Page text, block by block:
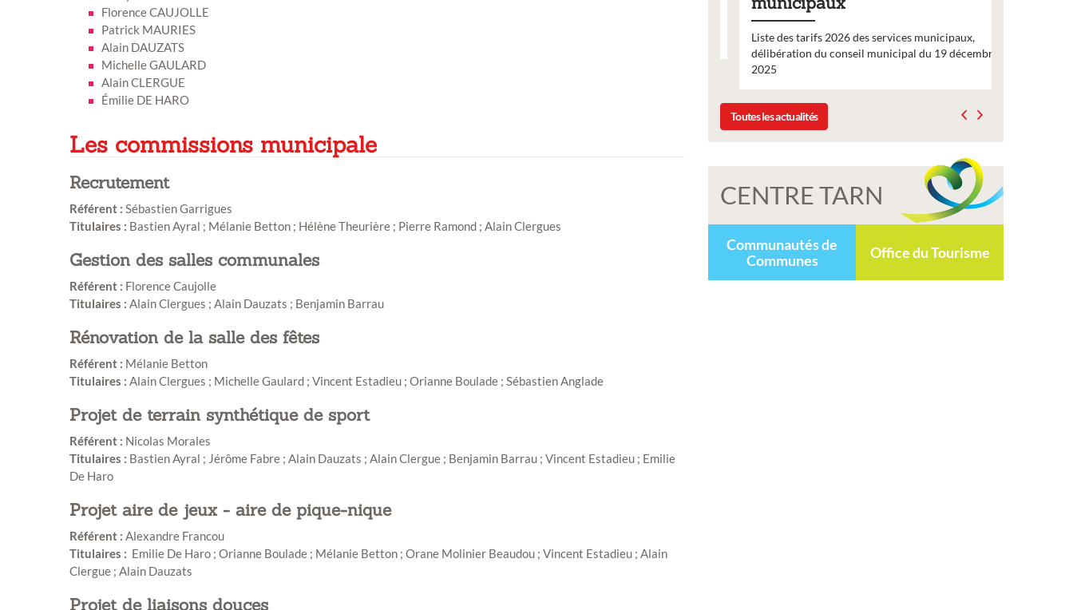
Florence CAUJOLLE
Patrick MAURIES
Alain DAUZATS
Michelle GAULARD
Alain CLERGUE
Émilie DE HARO
Les commissions municipale
Recrutement
Référent : Sébastien Garrigues
Titulaires : Bastien Ayral ; Mélanie Betton ; Hélène Theurière ; Pierre Ramond ; Alain Clergues
Gestion des salles communales
Référent : Florence Caujolle
Titulaires : Alain Clergues ; Alain Dauzats ; Benjamin Barrau
Rénovation de la salle des fêtes
Référent : Mélanie Betton
Titulaires : Alain Clergues ; Michelle Gaulard ; Vincent Estadieu ; Orianne Boulade ; Sébastien Anglade
Projet de terrain synthétique de sport
Référent : Nicolas Morales
Titulaires : Bastien Ayral ; Jérôme Fabre ; Alain Dauzats ; Alain Clergue ; Benjamin Barrau ; Vincent Estadieu ; Emilie
De Haro
Projet aire de jeux - aire de pique-nique
Référent : Alexandre Francou
Titulaires : Emilie De Haro ; Orianne Boulade ; Mélanie Betton ; Orane Molinier Beaudou ; Vincent Estadieu ; Alain
Clergue ; Alain Dauzats
Projet de liaisons douces
sculptures et photos
Vous souhaitez exposer vos oeuvres lors de notre
exposition annuelle ?
Liste des tarifs 2026 des services municipaux,
délibération du conseil municipal du 19 décembre
2025
Toutes les actualités
CENTRE TARN
Communautés de
Communes
Office du Tourisme